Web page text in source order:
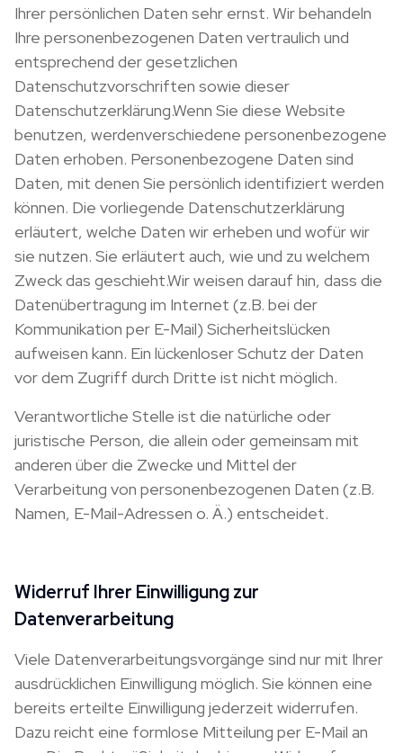
Ihrer persönlichen Daten sehr ernst. Wir behandeln
Ihre personenbezogenen Daten vertraulich und
entsprechend der gesetzlichen
Datenschutzvorschriften sowie dieser
Datenschutzerklärung.Wenn Sie diese Website
benutzen, werdenverschiedene personenbezogene
Daten erhoben. Personenbezogene Daten sind
Daten, mit denen Sie persönlich identifiziert werden
können. Die vorliegende Datenschutzerklärung
erläutert, welche Daten wir erheben und wofür wir
sie nutzen. Sie erläutert auch, wie und zu welchem
Zweck das geschieht.Wir weisen darauf hin, dass die
Datenübertragung im Internet (z.B. bei der
Kommunikation per E-Mail) Sicherheitslücken
aufweisen kann. Ein lückenloser Schutz der Daten
vor dem Zugriff durch Dritte ist nicht möglich.
Verantwortliche Stelle ist die natürliche oder
juristische Person, die allein oder gemeinsam mit
anderen über die Zwecke und Mittel der
Verarbeitung von personenbezogenen Daten (z.B.
Namen, E-Mail-Adressen o. Ä.) entscheidet.
Widerruf Ihrer Einwilligung zur
Datenverarbeitung
Viele Datenverarbeitungsvorgänge sind nur mit Ihrer
ausdrücklichen Einwilligung möglich. Sie können eine
bereits erteilte Einwilligung jederzeit widerrufen.
Dazu reicht eine formlose Mitteilung per E-Mail an